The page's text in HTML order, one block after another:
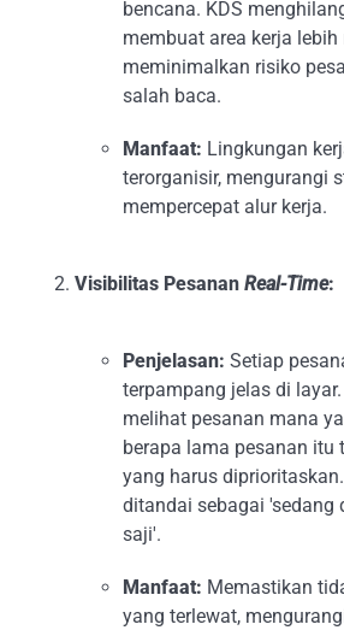
bencana. KDS
membuat area kerja lebih
meminimalkan risiko
salah baca.
Manfaat: Lingkungan
terorganisir, mengurangi
mempercepat alur kerja.
Visibilitas PesananReal-Time:
Penjelasan: Setiap
terpampang jelas di
melihat pesanan mana
berapa lama pesanan itu
yang harus
ditandai sebagai 'sedang
saji'.
Manfaat: Memastikan
yang terlewat,